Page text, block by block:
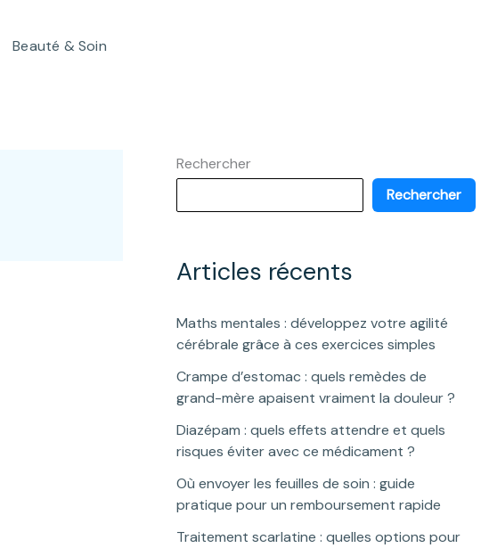
Beauté & Soin
Rechercher
Rechercher
Articles récents
Maths mentales : développez votre agilité
cérébrale grâce à ces exercices simples
Crampe d’estomac : quels remèdes de
grand-mère apaisent vraiment la douleur ?
Diazépam : quels effets attendre et quels
risques éviter avec ce médicament ?
Où envoyer les feuilles de soin : guide
pratique pour un remboursement rapide
Traitement scarlatine : quelles options pour